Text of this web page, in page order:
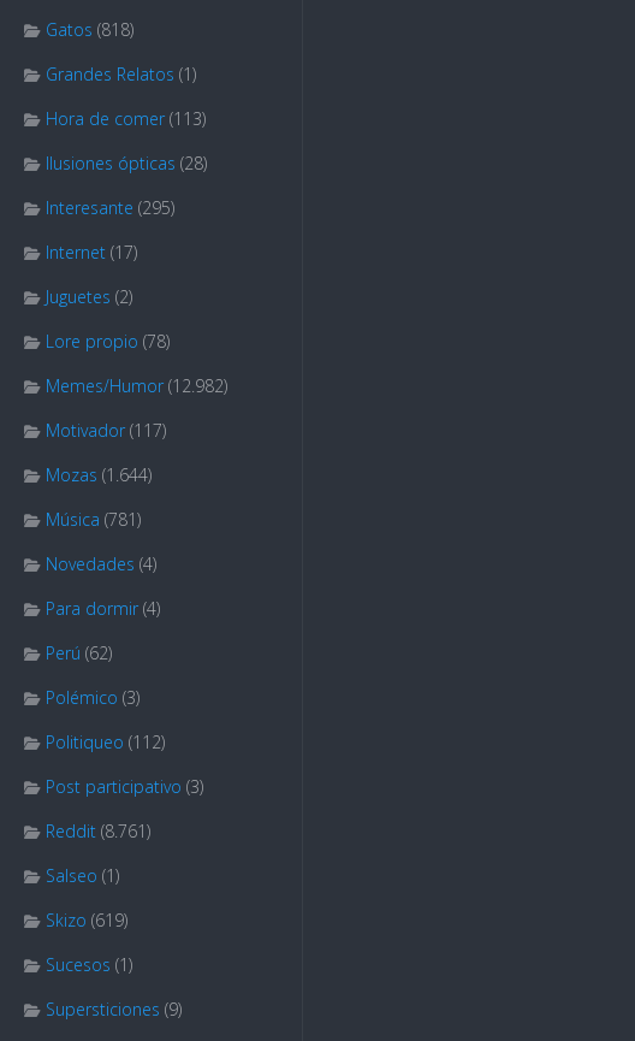
Gatos (818)
Grandes Relatos (1)
Hora de comer (113)
Ilusiones ópticas (28)
Interesante (295)
Internet (17)
Juguetes (2)
Lore propio (78)
Memes/Humor (12.982)
Motivador (117)
Mozas (1.644)
Música (781)
Novedades (4)
Para dormir (4)
Perú (62)
Polémico (3)
Politiqueo (112)
Post participativo (3)
Reddit (8.761)
Salseo (1)
Skizo (619)
Sucesos (1)
Supersticiones (9)